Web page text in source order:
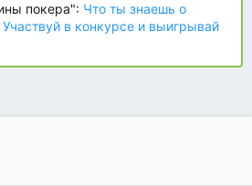
покера": Что ты знаешь о
в конкурсе и выигрывай